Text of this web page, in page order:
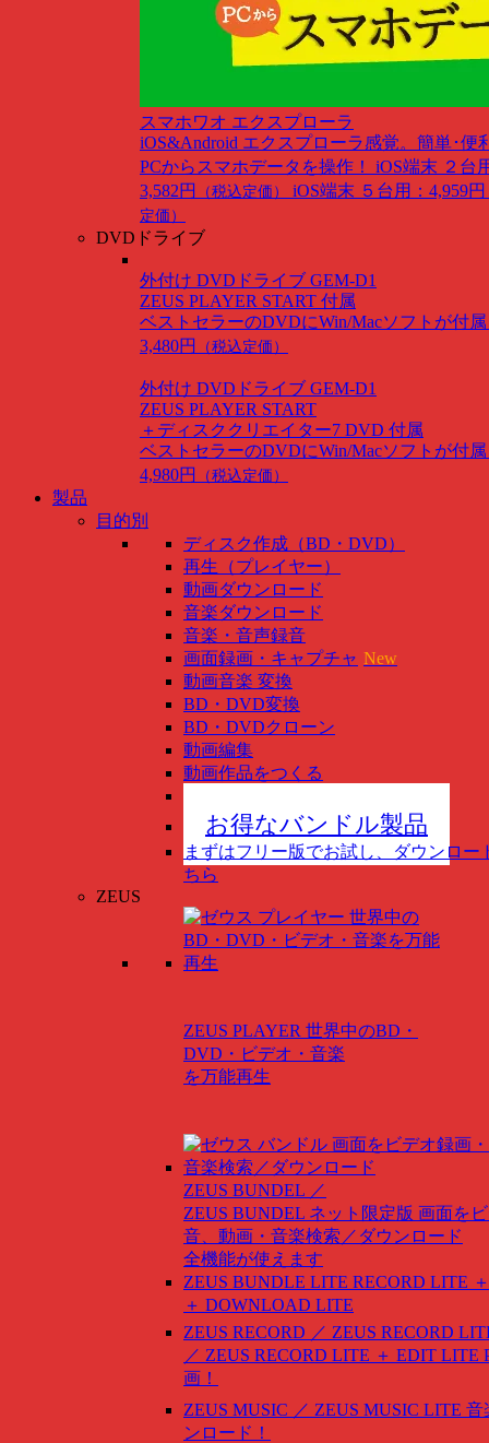
スマホワオ エクスプローラ
iOS&Android エクスプローラ感覚。簡単･便
PCからスマホデータを操作！ iOS端末 ２台
3,582円
（税込定価） iOS端末 ５台用：4,959円
定価）
DVDドライブ
外付け DVDドライブ GEM-D1
ZEUS PLAYER START 付属
ベストセラーのDVDにWin/Macソフトが付
3,480円
（税込定価）
外付け DVDドライブ GEM-D1
ZEUS PLAYER START
＋ディスククリエイター7 DVD 付属
ベストセラーのDVDにWin/Macソフトが付
4,980円
（税込定価）
製品
目的別
ディスク作成（BD・DVD）
再生（プレイヤー）
動画ダウンロード
音楽ダウンロード
音楽・音声録音
画面録画・キャプチャ New
動画音楽 変換
BD・DVD変換
BD・DVDクローン
動画編集
動画作品をつくる
お得なバンドル製品
まずはフリー版でお試し、ダウンロー
ちら
ZEUS
ZEUS PLAYER 世界中のBD・
DVD・ビデオ・音楽
を万能再生
ZEUS BUNDEL ／
ZEUS BUNDEL ネット限定版 画面を
音、動画・音楽検索／ダウンロード
全機能が使えます
ZEUS BUNDLE LITE RECORD LITE
＋ DOWNLOAD LITE
ZEUS RECORD ／ ZEUS RECORD
／ ZEUS RECORD LITE ＋ EDIT LITE
画！
ZEUS MUSIC ／ ZEUS MUSIC LITE 音
ンロード！